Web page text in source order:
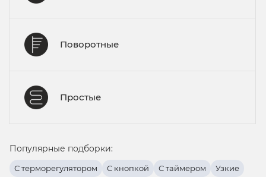
Поворотные
Простые
Популярные подборки:
С терморегулятором С кнопкой С таймером
Узкие